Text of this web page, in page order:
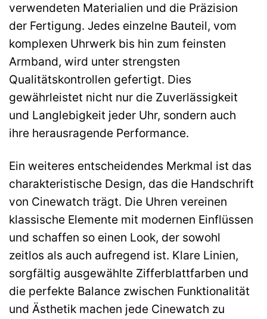
verwendeten Materialien und die Präzision
der Fertigung. Jedes einzelne Bauteil, vom
komplexen Uhrwerk bis hin zum feinsten
Armband, wird unter strengsten
Qualitätskontrollen gefertigt. Dies
gewährleistet nicht nur die Zuverlässigkeit
und Langlebigkeit jeder Uhr, sondern auch
ihre herausragende Performance.
Ein weiteres entscheidendes Merkmal ist das
charakteristische Design, das die Handschrift
von Cinewatch trägt. Die Uhren vereinen
klassische Elemente mit modernen Einflüssen
und schaffen so einen Look, der sowohl
zeitlos als auch aufregend ist. Klare Linien,
sorgfältig ausgewählte Zifferblattfarben und
die perfekte Balance zwischen Funktionalität
und Ästhetik machen jede Cinewatch zu